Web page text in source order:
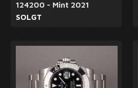
124200 - Mint 2021
SOLGT